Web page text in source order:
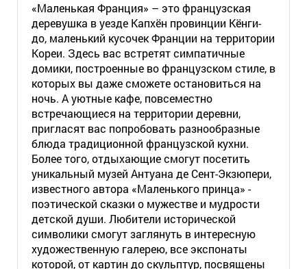
«Маленькая Франция» – это французская
деревушка в уезде Капхён провинции Кёнги-
до, маленький кусочек Франции на территории
Кореи. Здесь вас встретят симпатичные
домики, построенные во французском стиле, в
которых вы даже сможете остановиться на
ночь. А уютные кафе, повсеместно
встречающиеся на территории деревни,
пригласят вас попробовать разнообразные
блюда традиционной французской кухни.
Более того, отдыхающие смогут посетить
уникальный музей Антуана де Сент-Экзюпери,
известного автора «Маленького принца» -
поэтической сказки о мужестве и мудрости
детской души. Любители исторической
символики смогут заглянуть в интересную
художественную галерею, все экспонаты
которой, от картин до скульптур, посвящены